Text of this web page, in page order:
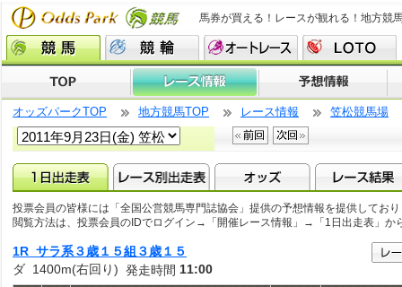
馬券が買える！レースが観れる！地方競
オッズパークTOP 地方競馬TOP レース情報 笠松競馬場
投票会員の皆様には「全国公営競馬専門誌協会」提供の予想情報を提供してお
閲覧方法は、投票会員のIDでログイン→「開催レース情報」→「1日出走表」か
1R サラ系３歳１５組３歳１５
ダ 1400m(右回り) 発走時間 11:00